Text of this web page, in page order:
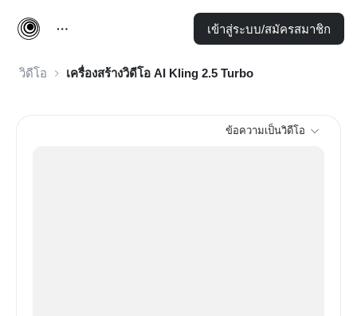
เข้าสู่ระบบ/สมัครสมาชิก
วิดีโอ เครื่องสร้างวิดีโอ AI Kling 2.5 Turbo
ข้อความเป็นวิดีโอ